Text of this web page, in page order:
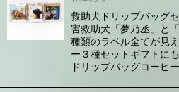
救助犬ドリップバッグ
害救助犬「夢乃丞」と
種類のラベル全てが見
ー３種セットギフトに
ドリップバッグコーヒ